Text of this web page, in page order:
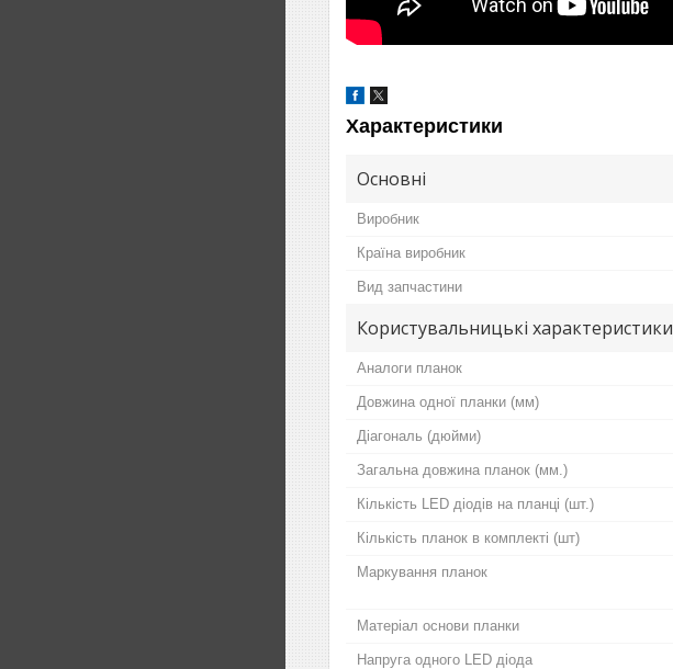
Характеристики
Основні
Виробник
Країна виробник
Вид запчастини
Користувальницькі характеристики
Аналоги планок
Довжина одної планки (мм)
Діагональ (дюйми)
Загальна довжина планок (мм.)
Кількість LED діодів на планці (шт.)
Кількість планок в комплекті (шт)
Маркування планок
Матеріал основи планки
Напруга одного LED діода